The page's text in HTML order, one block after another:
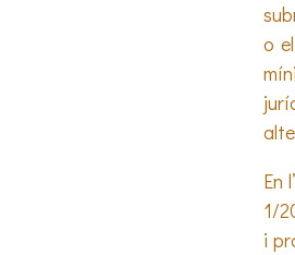
o
En
1/
i